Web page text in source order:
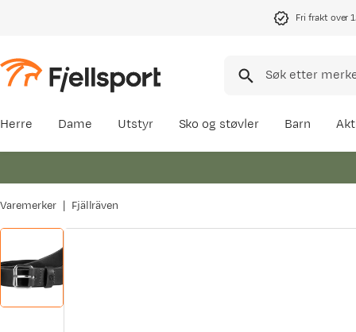
Fri frakt over
Herre Dame Utstyr Sko og støvler Barn
Varemerker Fjällräven